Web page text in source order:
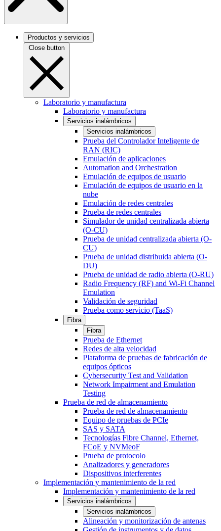
Productos y servicios
Close button
Laboratorio y manufactura
Laboratorio y manufactura
Servicios inalámbricos
Servicios inalámbricos
Prueba del Controlador Inteligente de
RAN (RIC)
Emulación de aplicaciones
Automation and Orchestration
Emulación de equipos de usuario
Emulación de equipos de usuario en la
nube
Emulación de redes centrales
Prueba de redes centrales
Simulador de unidad centralizada abierta
(O-CU)
Prueba de unidad centralizada abierta (O-
CU)
Prueba de unidad distribuida abierta (O-
DU)
Prueba de unidad de radio abierta (O-RU)
Radio Frequency (RF) and Wi-Fi Channel
Emulation
Validación de seguridad
Prueba como servicio (TaaS)
Fibra
Fibra
Prueba de Ethernet
Redes de alta velocidad
Plataforma de pruebas de fabricación de
equipos ópticos
Cybersecurity Test and Validation
Network Impairment and Emulation
Testing
Prueba de red de almacenamiento
Prueba de red de almacenamiento
Equipo de pruebas de PCIe
SAS y SATA
Tecnologías Fibre Channel, Ethernet,
FCoE y NVMeoF
Prueba de protocolo
Analizadores y generadores
Dispositivos interferentes
Implementación y mantenimiento de la red
Implementación y mantenimiento de la red
Servicios inalámbricos
Servicios inalámbricos
Alineación y monitorización de antenas